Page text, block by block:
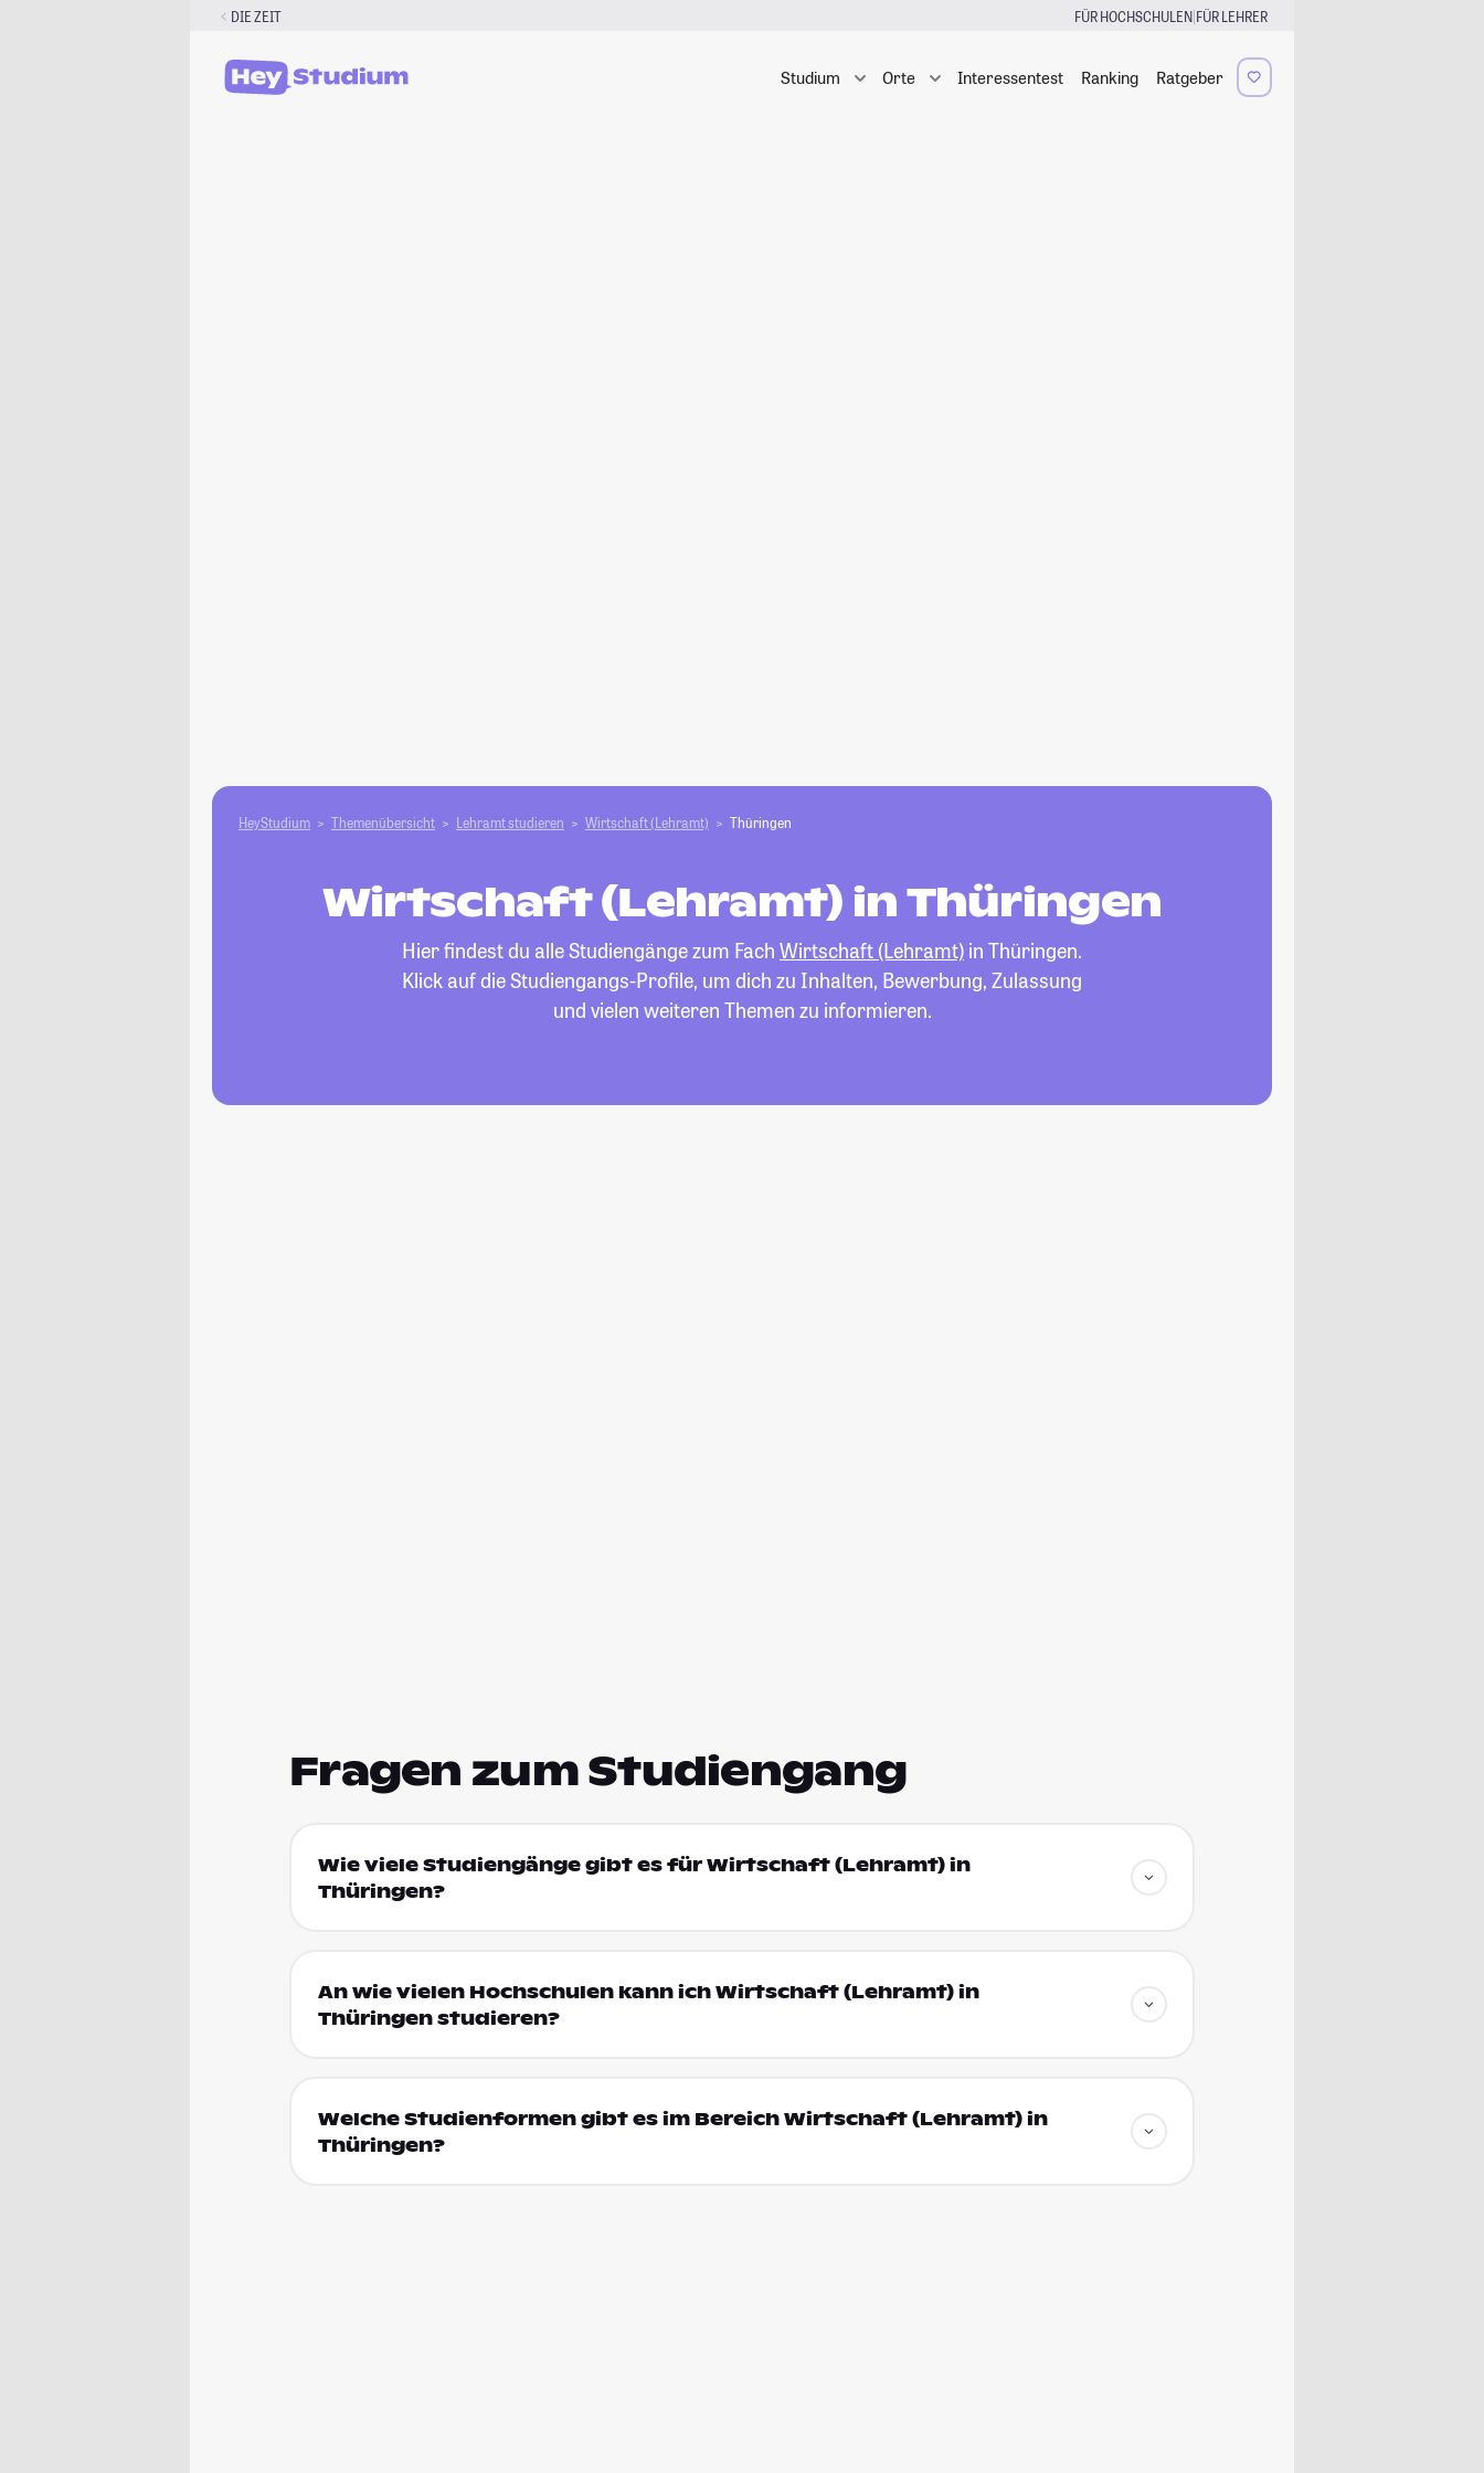
DIE ZEIT FÜR HOCHSCHULEN|FÜR LEHRER
Studium Orte Interessentest Ranking Ratgeber
HeyStudium Themenübersicht Lehramt studieren Wirtschaft (Lehramt) Thüringen
Wirtschaft (Lehramt) in Thüringen
Hier findest du alle Studiengänge zum Fach Wirtschaft (Lehramt) in Thüringen.
Klick auf die Studiengangs-Profile, um dich zu Inhalten, Bewerbung, Zulassung
und vielen weiteren Themen zu informieren.
Fragen zum Studiengang
Wie viele Studiengänge gibt es für Wirtschaft (Lehramt) in
Thüringen?
An wie vielen Hochschulen kann ich Wirtschaft (Lehramt) in
Thüringen studieren?
Welche Studienformen gibt es im Bereich Wirtschaft (Lehramt) in
Thüringen?